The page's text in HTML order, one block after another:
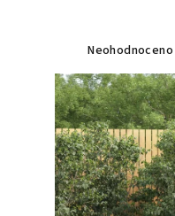
Průměrné
produktu
je
0,0
z
5
hvězdiček.
Neohodnoceno